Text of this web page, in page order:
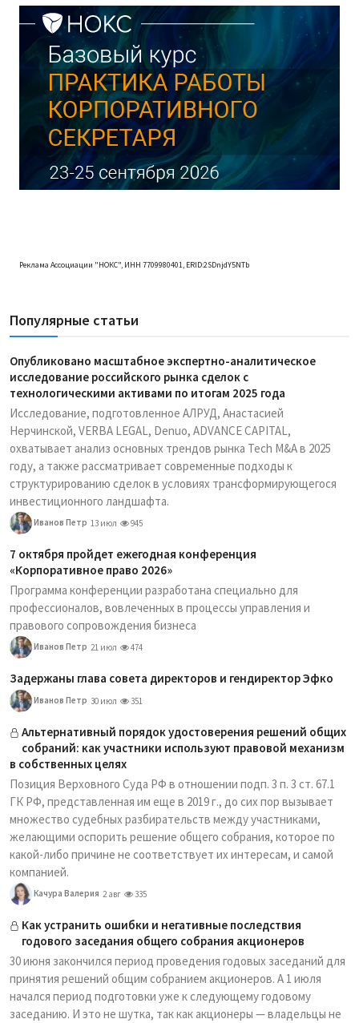
Реклама Ассоциации "НОКС", ИНН 7709980401, ERID:2SDnjdY5NTb
Популярные статьи
Опубликовано масштабное экспертно-аналитическое
исследование российского рынка сделок с
технологическими активами по итогам 2025 года
Исследование, подготовленное АЛРУД, Анастасией
Нерчинской, VERBA LEGAL, Denuo, ADVANCE CAPITAL,
охватывает анализ основных трендов рынка Tech M&A в 2025
году, а также рассматривает современные подходы к
структурированию сделок в условиях трансформирующегося
инвестиционного ландшафта.
Иванов Петр 13 июл 945
7 октября пройдет ежегодная конференция
«Корпоративное право 2026»
Программа конференции разработана специально для
профессионалов, вовлеченных в процессы управления и
правового сопровождения бизнеса
Иванов Петр 21 июл 474
Задержаны глава совета директоров и гендиректор Эфко
Иванов Петр 30 июл 351
Альтернативный порядок удостоверения решений общих
собраний: как участники используют правовой механизм
в собственных целях
Позиция Верховного Суда РФ в отношении подп. 3 п. 3 ст. 67.1
ГК РФ, представленная им еще в 2019 г., до сих пор вызывает
множество судебных разбирательств между участниками,
желающими оспорить решение общего собрания, которое по
какой-либо причине не соответствует их интересам, и самой
компанией.
Качура Валерия 2 авг 335
Как устранить ошибки и негативные последствия
годового заседания общего собрания акционеров
30 июня закончился период проведения годовых заседаний для
принятия решений общим собранием акционеров. А 1 июля
начался период подготовки уже к следующему годовому
заседанию. И это не шутка, так как акционеры — владельцы не